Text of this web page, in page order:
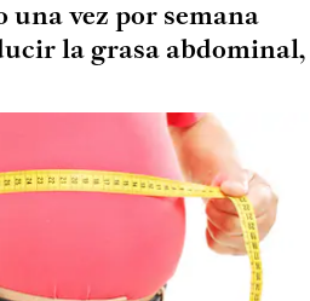
una vez por semana
la grasa abdominal,